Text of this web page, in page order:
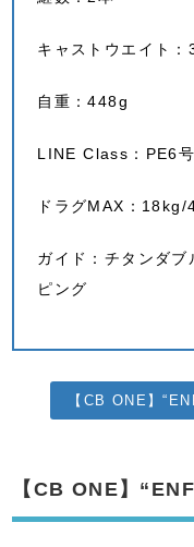
キャストウエイト
自重：448g
LINE Class
ドラグMAX：
ガイド：チタンダブ
ピング
【CB ONE】
【CB ONE】